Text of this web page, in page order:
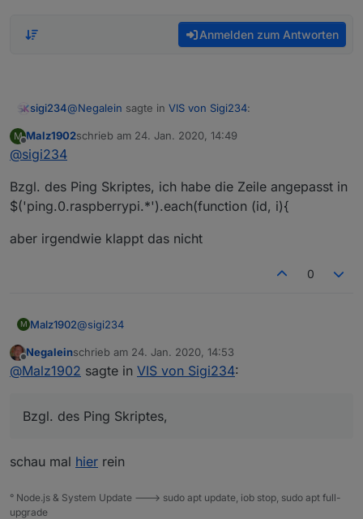
Anmelden zum Antworten
sigi234@Negalein sagte in VIS von Sigi234:
kannst du bitte die Ping Seite einstellen?
VIEW_PING.txt
Skript von @liv-in-sky:
Skript_NT_ping.txt
name-eines-state-in-vis-anzeigen
M
Offline
Malz1902schrieb am 24. Jan. 2020, 14:49
zuletzt editiert von
@sigi234
Bzgl. des Ping Skriptes, ich habe die Zeile angepasst in
$('ping.0.raspberrypi.*').each(function (id, i){
aber irgendwie klappt das nicht
0
M Malz1902@sigi234
Bzgl. des Ping Skriptes, ich habe die Zeile angepasst
in
Offline
Negaleinschrieb am 24. Jan. 2020, 14:53
zuletzt editiert von
@Malz1902 sagte in VIS von Sigi234:
Bzgl. des Ping Skriptes,
schau mal hier rein
° Node.js & System Update ---> sudo apt update, iob stop, sudo apt full-
upgrade